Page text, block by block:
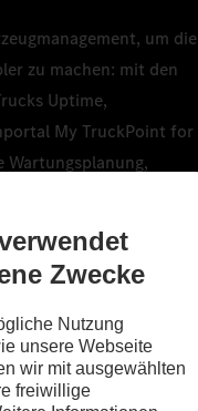
um die
zu machen: mit den
Uptime,
My TruckPoint for
Wartungsplanung,
Mercedes‑Benz
schneller, wenn er auf
kann.